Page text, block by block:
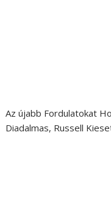
Az újabb Fordulatokat
Diadalmas, Russell